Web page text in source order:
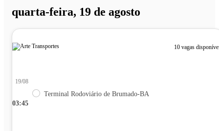
quarta-feira, 19 de agosto
10 vagas
03:45
19/08
Terminal Rodoviário de Brumado-BA